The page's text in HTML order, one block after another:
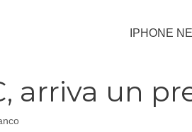
IPHONE
arriva un